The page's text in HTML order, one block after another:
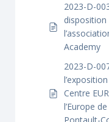
2023-D-
Academy
2023-D-
Centre
l’Europe